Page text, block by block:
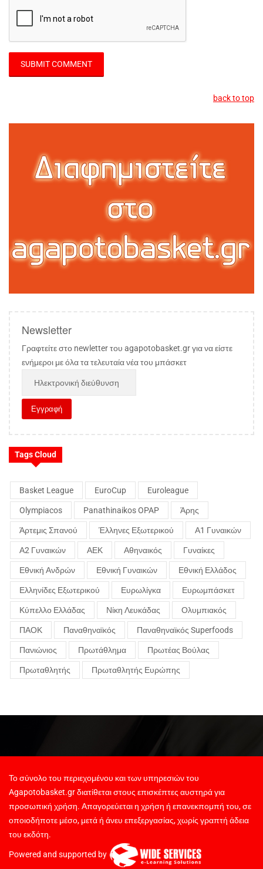
back to top
Newsletter
Γραφτείτε στο newletter του agapotobasket.gr για να είστε
ενήμεροι με όλα τα τελευταία νέα του μπάσκετ
Tags Cloud
Basket League EuroCup Euroleague
Olympiacos Panathinaikos OPAP Άρης
Άρτεμις Σπανού Έλληνες Εξωτερικού Α1 Γυναικών
Α2 Γυναικών ΑΕΚ Αθηναικός Γυναίκες
Εθνική Ανδρών Εθνική Γυναικών Εθνική Ελλάδος
Ελληνίδες Εξωτερικού Ευρωλίγκα Ευρωμπάσκετ
Κύπελλο Ελλάδας Νίκη Λευκάδας Ολυμπιακός
ΠΑΟΚ Παναθηναϊκός Παναθηναϊκός Superfoods
Πανιώνιος Πρωτάθλημα Πρωτέας Βούλας
Πρωταθλητής Πρωταθλητής Ευρώπης
Το σύνολο του περιεχομένου και των υπηρεσιών του
Agapotobasket.gr διατίθεται στους επισκέπτες αυστηρά για
προσωπική χρήση. Απαγορεύεται η χρήση ή επανεκπομπή του, σε
οποιοδήποτε μέσο, μετά ή άνευ επεξεργασίας, χωρίς γραπτή άδεια
του εκδότη.
Powered and supported by